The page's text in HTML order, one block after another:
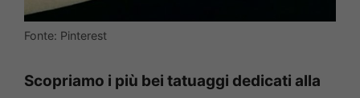
Fonte: Pinterest
Scopriamo i più bei tatuaggi dedicati alla